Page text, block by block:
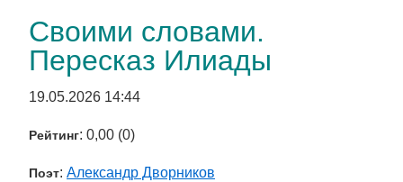
Своими словами.
Пересказ Илиады
19.05.2026 14:44
Рейтинг: 0,00 (0)
Поэт: Александр Дворников